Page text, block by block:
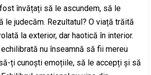
învățați să le ascundem, să le
le judecăm. Rezultatul? O viață trăită
la exterior, dar haotică în interior.
nu înseamnă să fii mereu
ți cunoști emoțiile, să le accepți și să